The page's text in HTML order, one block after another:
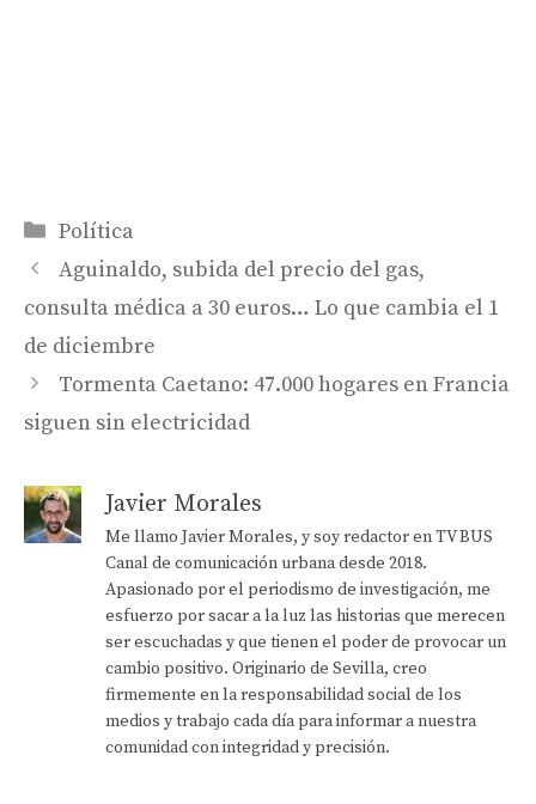
Categorías
Política
Aguinaldo, subida del precio del gas,
consulta médica a 30 euros… Lo que cambia el 1
de diciembre
Tormenta Caetano: 47.000 hogares en Francia
siguen sin electricidad
Javier Morales
Me llamo Javier Morales, y soy redactor en TV BUS
Canal de comunicación urbana desde 2018.
Apasionado por el periodismo de investigación, me
esfuerzo por sacar a la luz las historias que merecen
ser escuchadas y que tienen el poder de provocar un
cambio positivo. Originario de Sevilla, creo
firmemente en la responsabilidad social de los
medios y trabajo cada día para informar a nuestra
comunidad con integridad y precisión.